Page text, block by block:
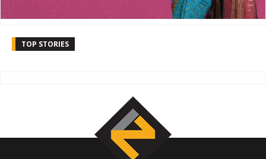
TOP STORIES